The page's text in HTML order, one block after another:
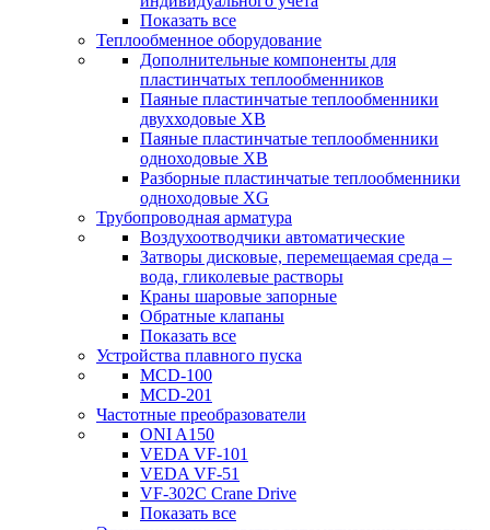
Показать все
Теплообменное оборудование
Дополнительные компоненты для
пластинчатых теплообменников
Паяные пластинчатые теплообменники
двухходовые XB
Паяные пластинчатые теплообменники
одноходовые ХВ
Разборные пластинчатые теплообменники
одноходовые ХG
Трубопроводная арматура
Воздухоотводчики автоматические
Затворы дисковые, перемещаемая среда –
вода, гликолевые растворы
Краны шаровые запорные
Обратные клапаны
Показать все
Устройства плавного пуска
MCD-100
MCD-201
Частотные преобразователи
ONI A150
VEDA VF-101
VEDA VF-51
VF-302C Crane Drive
Показать все